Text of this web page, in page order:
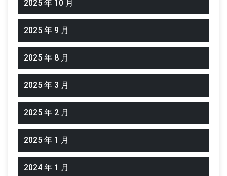
2025 年 10 月
2025 年 9 月
2025 年 8 月
2025 年 3 月
2025 年 2 月
2025 年 1 月
2024 年 1 月